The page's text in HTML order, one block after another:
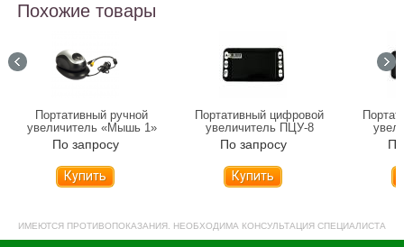
Похожие товары
Портативный ручной
увеличитель «Мышь 1»
По запросу
Купить
Портативный цифровой
увеличитель ПЦУ-8
По запросу
Купить
ИМЕЮТСЯ ПРОТИВОПОКАЗАНИЯ. НЕОБХОДИМА КОНСУЛЬТАЦИЯ СПЕЦИАЛИСТА